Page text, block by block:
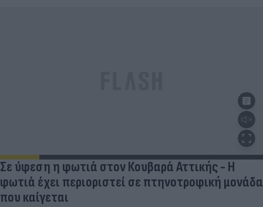
Σε ύφεση η φωτιά στον Κουβαρά Αττικής - Η
φωτιά έχει περιοριστεί σε πτηνοτροφική μονάδα
που καίγεται